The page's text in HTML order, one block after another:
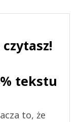
tekstu
to, że